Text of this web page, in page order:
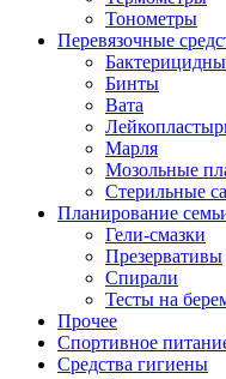
Тонометры
Перевязочные
Бинты
Вата
Марля
Мозольные
Стерильные
Планирование
Гели-смазки
Презервативы
Спирали
Тесты на
Прочее
Спортивное
Средства гигиены